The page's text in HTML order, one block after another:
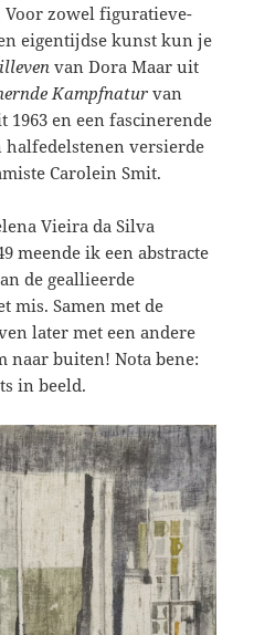
zowel figuratieve-
eigentijdse kunst kun je
van Dora Maar uit
Kampfnatur van
en een fascinerende
versierde
Carolein Smit.
Vieira da Silva
meende ik een abstracte
de geallieerde
mis. Samen met de
later met een andere
naar buiten! Nota bene:
in beeld.